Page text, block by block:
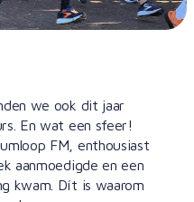
we ook dit jaar
En wat een sfeer!
FM, enthousiast
aanmoedigde en een
kwam. Dít is waarom